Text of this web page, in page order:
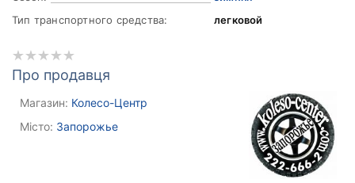
Тип транспортного средства:
легковой
Про продавця
Магазин: Колесо-Центр
Місто: Запорожье